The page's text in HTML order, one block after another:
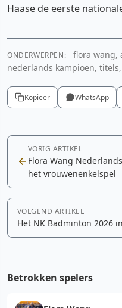
Haase de eerste
ONDERWERPEN:
flora wang,
nederlands kampioen,
Kopieer WhatsApp
VORIG ARTIKEL
Flora Wang
het vrouwenenkelspel
VOLGEND ARTIKEL
Het NK Badminton 2026
Betrokken spelers